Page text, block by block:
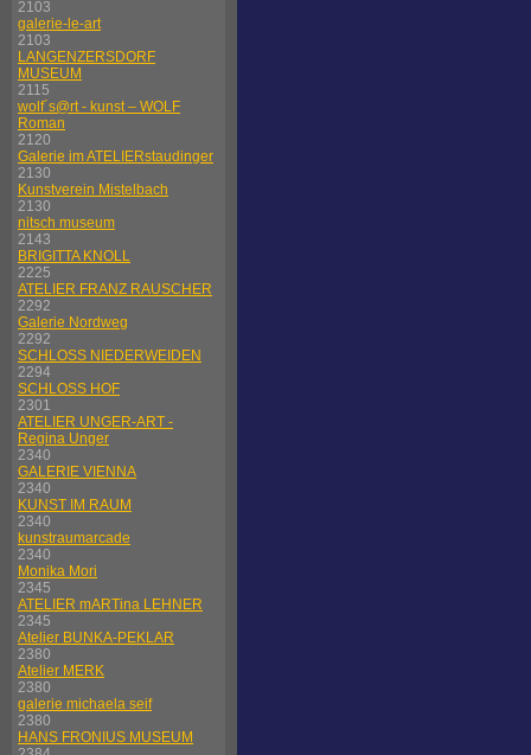
2103
galerie-le-art
2103
LANGENZERSDORF
MUSEUM
2115
wolf´s@rt - kunst – WOLF
Roman
2120
Galerie im ATELIERstaudinger
2130
Kunstverein Mistelbach
2130
nitsch museum
2143
BRIGITTA KNOLL
2225
ATELIER FRANZ RAUSCHER
2292
Galerie Nordweg
2292
SCHLOSS NIEDERWEIDEN
2294
SCHLOSS HOF
2301
ATELIER UNGER-ART -
Regina Unger
2340
GALERIE VIENNA
2340
KUNST IM RAUM
2340
kunstraumarcade
2340
Monika Mori
2345
ATELIER mARTina LEHNER
2345
Atelier BUNKA-PEKLAR
2380
Atelier MERK
2380
galerie michaela seif
2380
HANS FRONIUS MUSEUM